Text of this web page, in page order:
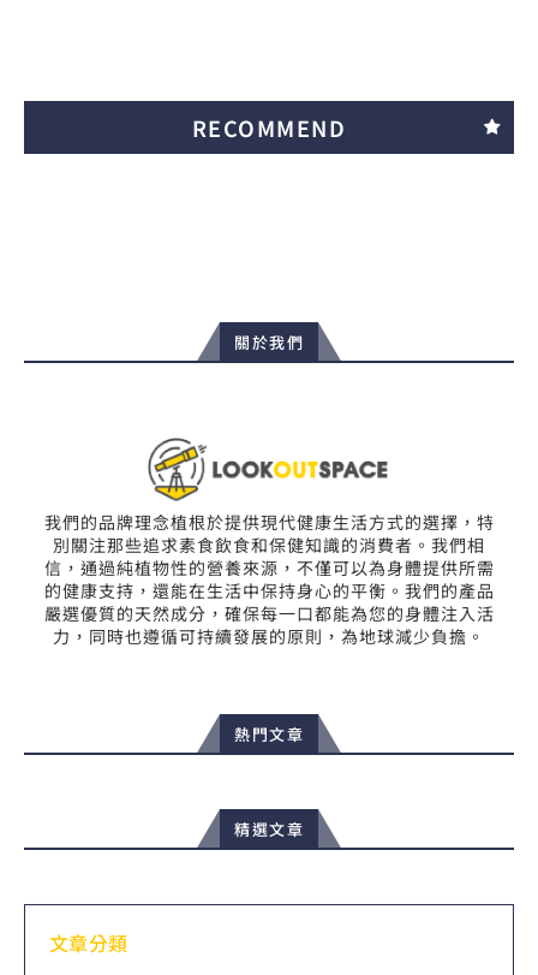
RECOMMEND
關於我們
我們的品牌理念植根於提供現代健康生活方式的選擇，特
別關注那些追求素食飲食和保健知識的消費者。我們相
信，通過純植物性的營養來源，不僅可以為身體提供所需
的健康支持，還能在生活中保持身心的平衡。我們的產品
嚴選優質的天然成分，確保每一口都能為您的身體注入活
力，同時也遵循可持續發展的原則，為地球減少負擔。
熱門文章
精選文章
文章分類